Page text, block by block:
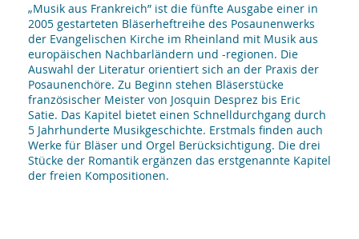
„Musik aus Frankreich” ist die fünfte Ausgabe einer in
2005 gestarteten Bläserheftreihe des Posaunenwerks
der Evangelischen Kirche im Rheinland mit Musik aus
europäischen Nachbarländern und -regionen. Die
Auswahl der Literatur orientiert sich an der Praxis der
Posaunenchöre. Zu Beginn stehen Bläserstücke
französischer Meister von Josquin Desprez bis Eric
Satie. Das Kapitel bietet einen Schnelldurchgang durch
5 Jahrhunderte Musikgeschichte. Erstmals finden auch
Werke für Bläser und Orgel Berücksichtigung. Die drei
Stücke der Romantik ergänzen das erstgenannte Kapitel
der freien Kompositionen.